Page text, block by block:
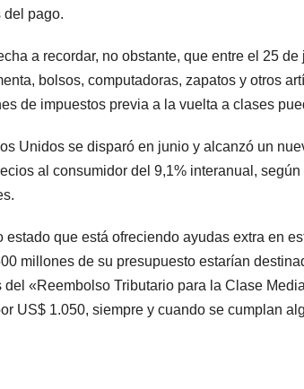
del pago.
a recordar, no obstante, que entre el 25
bolsos, computadoras, zapatos y otros
de impuestos previa a la vuelta a clases
Unidos se disparó en junio y alcanzó un
al consumidor del 9,1% interanual,
estado que está ofreciendo ayudas extra en
millones de su presupuesto estarían
del «Reembolso Tributario para la Clase
US$ 1.050, siempre y cuando se cumplan